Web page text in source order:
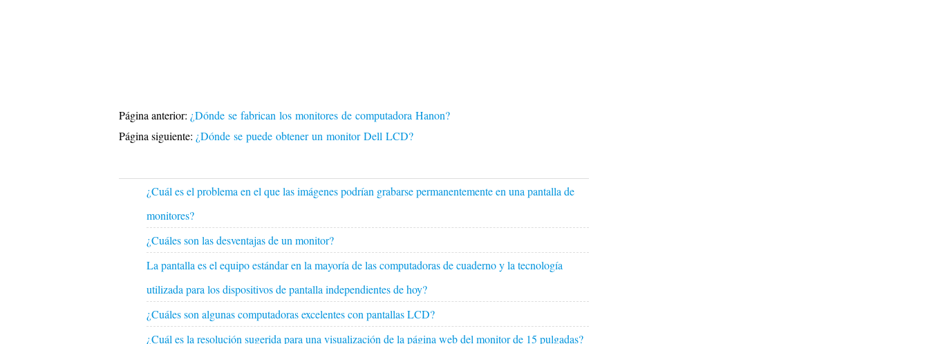
Página anterior: ¿Dónde se fabrican los monitores de computadora Hanon?
Página siguiente: ¿Dónde se puede obtener un monitor Dell LCD?
¿Cuál es el problema en el que las imágenes podrían grabarse permanentemente en una pantalla de
monitores?
¿Cuáles son las desventajas de un monitor?
La pantalla es el equipo estándar en la mayoría de las computadoras de cuaderno y la tecnología
utilizada para los dispositivos de pantalla independientes de hoy?
¿Cuáles son algunas computadoras excelentes con pantallas LCD?
¿Cuál es la resolución sugerida para una visualización de la página web del monitor de 15 pulgadas?